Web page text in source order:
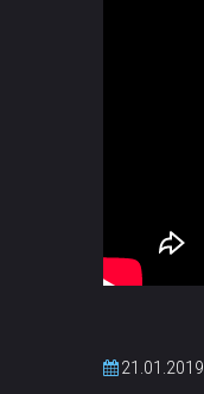
21.01.2019